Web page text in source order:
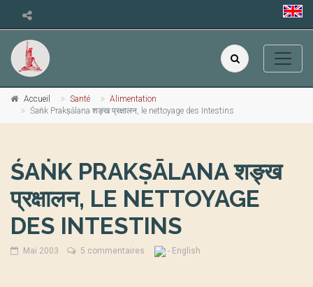
Accueil Santé
Alimentation
Śaṅk Prakṣālana शङ्ख प्रक्षालन, le nettoyage des Intestins
ŚAṄK PRAKṢĀLANA शङ्ख
प्रक्षालन, LE NETTOYAGE
DES INTESTINS
Mai 2003 5 commentaires - English